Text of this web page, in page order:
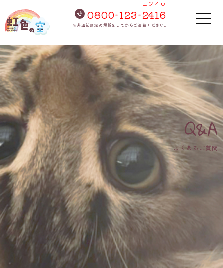
0800-123-2416
ニジイロ
※非通知設定の解除をしてからご連絡ください。
Q&A
よくあるご質問